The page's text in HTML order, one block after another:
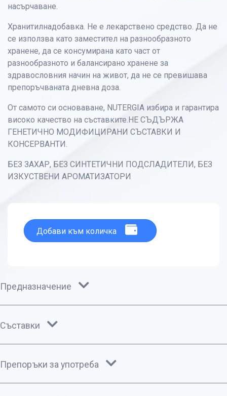
насърчаване.
Хранитилнадобавка. Не е лекарствено средство. Да не
се използва като заместител на разнообразното
хранене, да се консумирана като част от
разнообразното и балансирано хранене за
здравословния начин на живот, да не се превишава
препоръчваната дневна доза.
От самото си основаване, NUTERGIA избира и гарантира
високо качество на съставките.НЕ СЪДЪРЖА
ГЕНЕТИЧНО МОДИФИЦИРАНИ СЪСТАВКИ И
КОНСЕРВАНТИ.
БЕЗ ЗАХАР, БЕЗ СИНТЕТИЧНИ ПОДСЛАДИТЕЛИ, БЕЗ
ИЗКУСТВЕНИ АРОМАТИЗАТОРИ
Добави към количка
Предназначение
Съставки
Препоръки за употреба